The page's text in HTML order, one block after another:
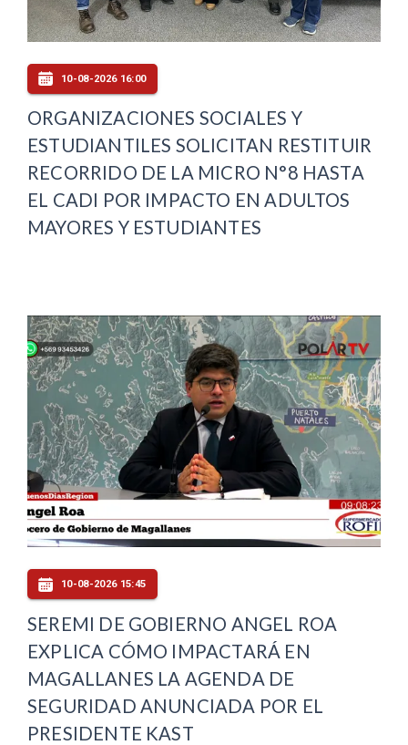
10-08-2026 16:00
ORGANIZACIONES SOCIALES Y
ESTUDIANTILES SOLICITAN RESTITUIR
RECORRIDO DE LA MICRO N°8 HASTA
EL CADI POR IMPACTO EN ADULTOS
MAYORES Y ESTUDIANTES
10-08-2026 15:45
SEREMI DE GOBIERNO ANGEL ROA
EXPLICA CÓMO IMPACTARÁ EN
MAGALLANES LA AGENDA DE
SEGURIDAD ANUNCIADA POR EL
PRESIDENTE KAST